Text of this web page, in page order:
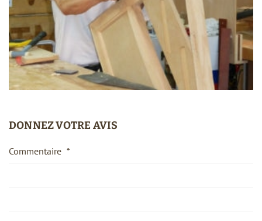
DONNEZ VOTRE AVIS
Commentaire *